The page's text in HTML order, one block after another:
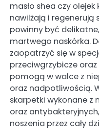
masło shea czy
nawilżają i regenerują
powinny być
martwego naskórka.
zaopatrzyć się w
przeciwgrzybicze
pomogą w walce z
oraz nadpotliwością.
skarpetki wykonane z
oraz
noszenia przez cały